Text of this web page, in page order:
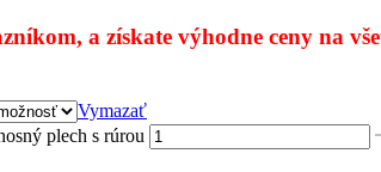
a získate výhodne ceny na
Vymazať
plech s rúrou